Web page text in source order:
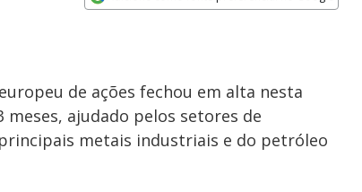
de ações fechou em alta nesta
ajudado pelos setores de
metais industriais e do petróleo